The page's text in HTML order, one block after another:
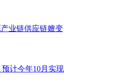
业链供应链嬗变
计今年10月实现